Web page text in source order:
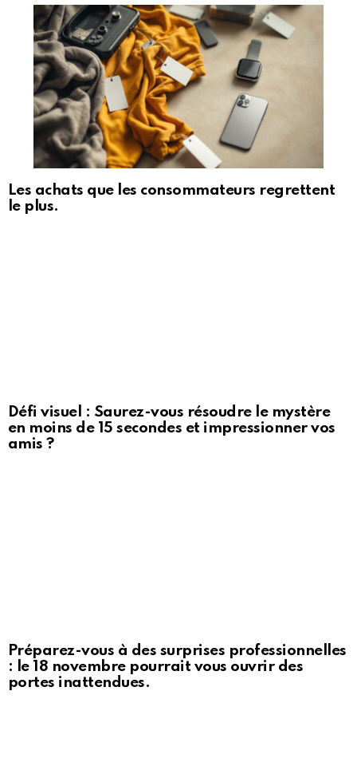
Les achats que les consommateurs regrettent
le plus.
Défi visuel : Saurez-vous résoudre le mystère
en moins de 15 secondes et impressionner vos
amis ?
Préparez-vous à des surprises professionnelles
: le 18 novembre pourrait vous ouvrir des
portes inattendues.